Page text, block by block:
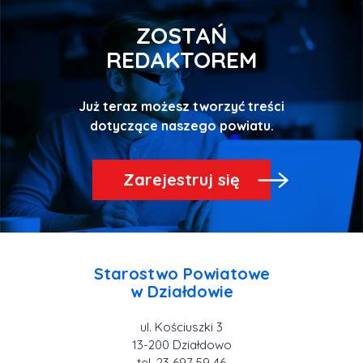
ZOSTAŃ
REDAKTOREM
Już teraz możesz tworzyć treści
dotyczące naszego powiatu.
Zarejestruj się
Starostwo Powiatowe
ul. Kościuszki 3